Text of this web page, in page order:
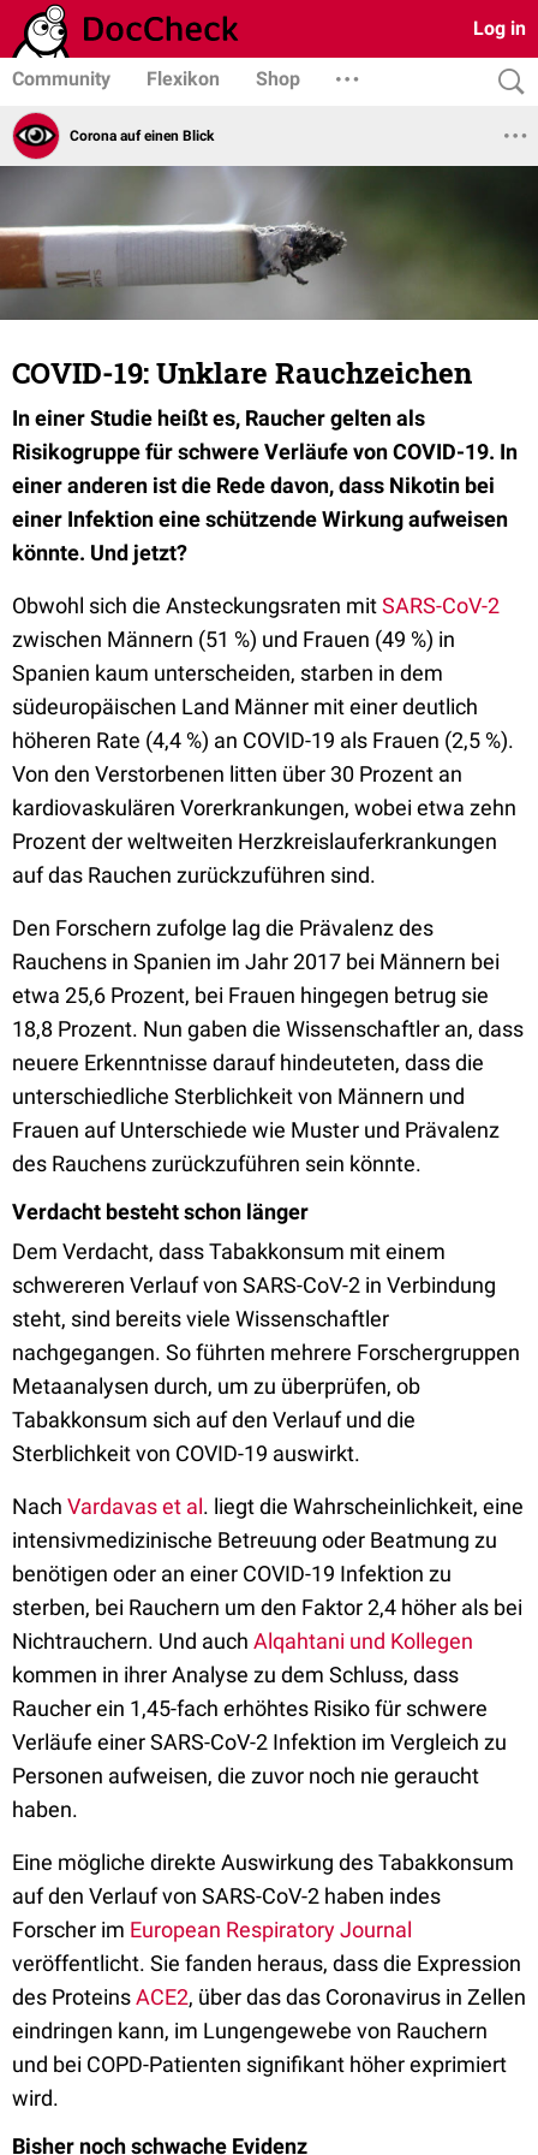
Log in
Community Flexikon Shop
Corona auf einen Blick
COVID-19: Unklare Rauchzeichen
In einer Studie heißt es, Raucher gelten als
Risikogruppe für schwere Verläufe von COVID-19. In
einer anderen ist die Rede davon, dass Nikotin bei
einer Infektion eine schützende Wirkung aufweisen
könnte. Und jetzt?
Obwohl sich die Ansteckungsraten mitSARS-CoV-2
zwischen Männern (51 %) und Frauen (49 %) in
Spanien kaum unterscheiden, starben in dem
südeuropäischen Land Männer mit einer deutlich
höheren Rate (4,4 %) an COVID-19 als Frauen (2,5 %).
Von den Verstorbenen litten über 30 Prozent an
kardiovaskulären Vorerkrankungen, wobei etwa zehn
Prozent der weltweiten Herzkreislauferkrankungen
auf das Rauchen zurückzuführen sind.
Den Forschern zufolge lag die Prävalenz des
Rauchens in Spanien im Jahr 2017 bei Männern bei
etwa 25,6 Prozent, bei Frauen hingegen betrug sie
18,8 Prozent. Nun gaben die Wissenschaftler an, dass
neuere Erkenntnisse darauf hindeuteten, dass die
unterschiedliche Sterblichkeit von Männern und
Frauen auf Unterschiede wie Muster und Prävalenz
des Rauchens zurückzuführen sein könnte.
Verdacht besteht schon länger
Dem Verdacht, dass Tabakkonsum mit einem
schwereren Verlauf von SARS-CoV-2 in Verbindung
steht, sind bereits viele Wissenschaftler
nachgegangen. So führten mehrere Forschergruppen
Metaanalysen durch, um zu überprüfen, ob
Tabakkonsum sich auf den Verlauf und die
Sterblichkeit von COVID-19 auswirkt.
Nach Vardavas et al. liegt die Wahrscheinlichkeit, eine
intensivmedizinische Betreuung oder Beatmung zu
benötigen oder an einer COVID-19 Infektion zu
sterben, bei Rauchern um den Faktor 2,4 höher als bei
Nichtrauchern. Und auch Alqahtani und Kollegen
kommen in ihrer Analyse zu dem Schluss, dass
Raucher ein 1,45-fach erhöhtes Risiko für schwere
Verläufe einer SARS-CoV-2 Infektion im Vergleich zu
Personen aufweisen, die zuvor noch nie geraucht
haben.
Eine mögliche direkte Auswirkung des Tabakkonsum
auf den Verlauf von SARS-CoV-2 haben indes
Forscher im European Respiratory Journal
veröffentlicht. Sie fanden heraus, dass die Expression
des ProteinsACE2, über das das Coronavirus in Zellen
eindringen kann, im Lungengewebe von Rauchern
und bei COPD-Patienten signifikant höher exprimiert
wird.
Bisher noch schwache Evidenz